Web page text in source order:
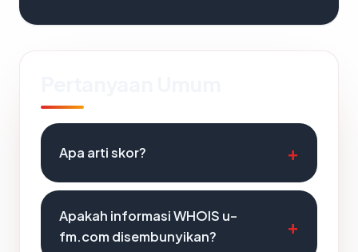
Apa arti skor?
Apakah informasi WHOIS u-
fm.com disembunyikan?